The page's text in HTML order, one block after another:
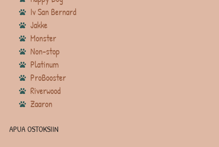
Iv San Bernard
Jakke
Monster
Non-stop
Platinum
ProBooster
Riverwood
Zaaron
APUA OSTOKSIIN